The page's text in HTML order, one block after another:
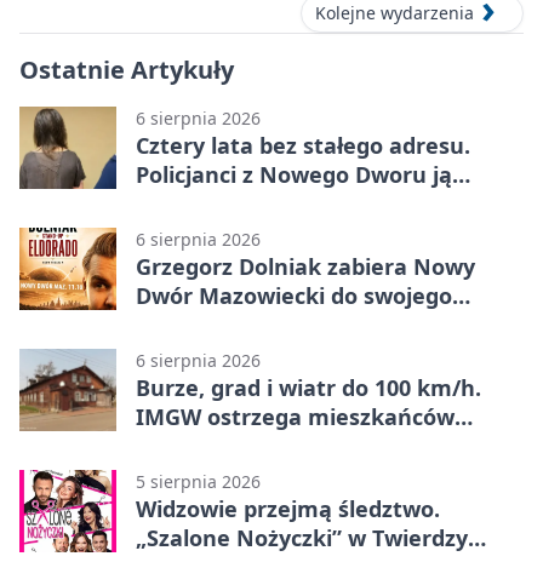
Kolejne wydarzenia
Ostatnie Artykuły
6 sierpnia 2026
Cztery lata bez stałego adresu.
Policjanci z Nowego Dworu ją
6 sierpnia 2026
Grzegorz Dolniak zabiera Nowy
Dwór Mazowiecki do swojego
6 sierpnia 2026
Burze, grad i wiatr do 100 km/h.
IMGW ostrzega mieszkańców
5 sierpnia 2026
Widzowie przejmą śledztwo.
„Szalone Nożyczki” w Twierdzy